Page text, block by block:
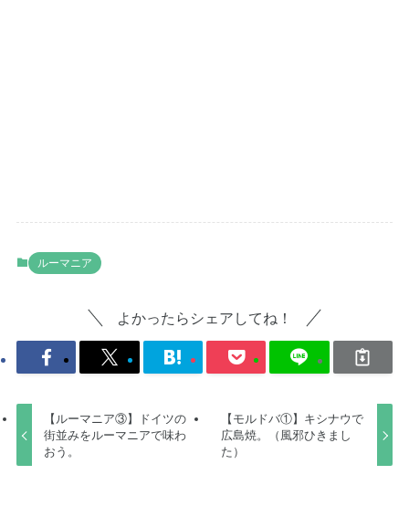
ルーマニア
よかったらシェアしてね！
【ルーマニア③】ドイツの
街並みをルーマニアで味わ
おう。
【モルドバ①】キシナウで
広島焼。（風邪ひきまし
た）